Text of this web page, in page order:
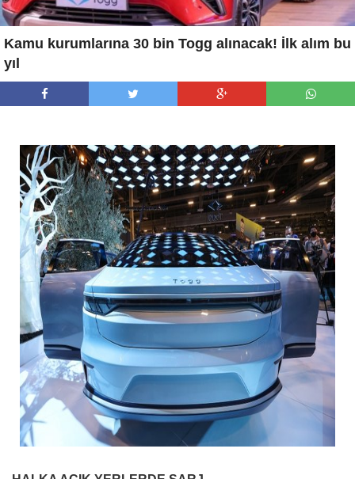
Kamu kurumlarına 30 bin Togg alınacak! İlk alım bu
yıl